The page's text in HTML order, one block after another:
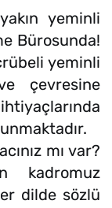
yeminli
Bürosunda!
yeminli
çevresine
mı var?
kadromuz
dilde sözlü